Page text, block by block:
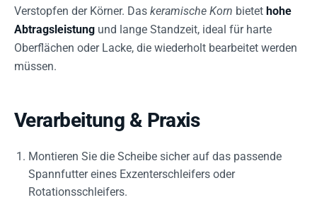
Verstopfen der Körner. Das keramische Korn bietet hohe
Abtragsleistung und lange Standzeit, ideal für harte
Oberflächen oder Lacke, die wiederholt bearbeitet werden
müssen.
Verarbeitung & Praxis
Montieren Sie die Scheibe sicher auf das passende
Spannfutter eines Exzenterschleifers oder
Rotationsschleifers.